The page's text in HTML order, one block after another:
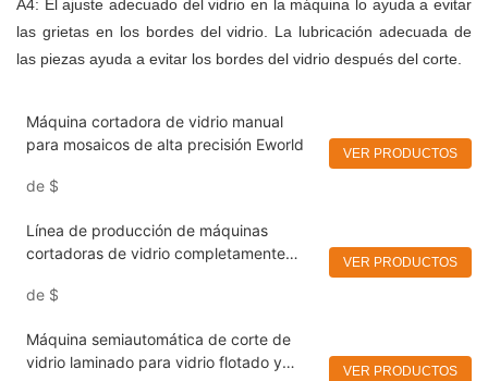
A4: El ajuste adecuado del vidrio en la máquina lo ayuda a evitar
las grietas en los bordes del vidrio. La lubricación adecuada de
las piezas ayuda a evitar los bordes del vidrio después del corte.
Máquina cortadora de vidrio manual
para mosaicos de alta precisión Eworld
de $
VER PRODUCTOS
Línea de producción de máquinas
cortadoras de vidrio completamente
de $
VER PRODUCTOS
Máquina semiautomática de corte de
vidrio laminado para vidrio flotado y
VER PRODUCTOS